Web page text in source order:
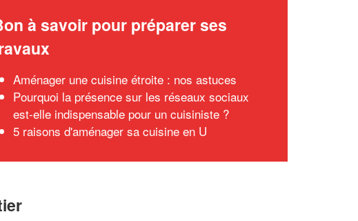
à savoir pour préparer ses
Aménager une cuisine étroite : nos astuces
Pourquoi la présence sur les réseaux sociaux
est-elle indispensable pour un cuisiniste ?
5 raisons d'aménager sa cuisine en U